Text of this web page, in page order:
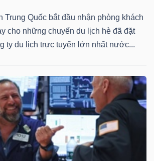
Trung Quốc bắt đầu nhận phòng khách
cho những chuyến du lịch hè đã đặt
ty du lịch trực tuyến lớn nhất nước...